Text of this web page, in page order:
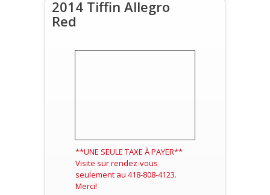
2014 Tiffin Allegro
Red
**UNE SEULE TAXE À PAYER**
Visite sur rendez-vous
seulement au 418-808-4123.
Merci!